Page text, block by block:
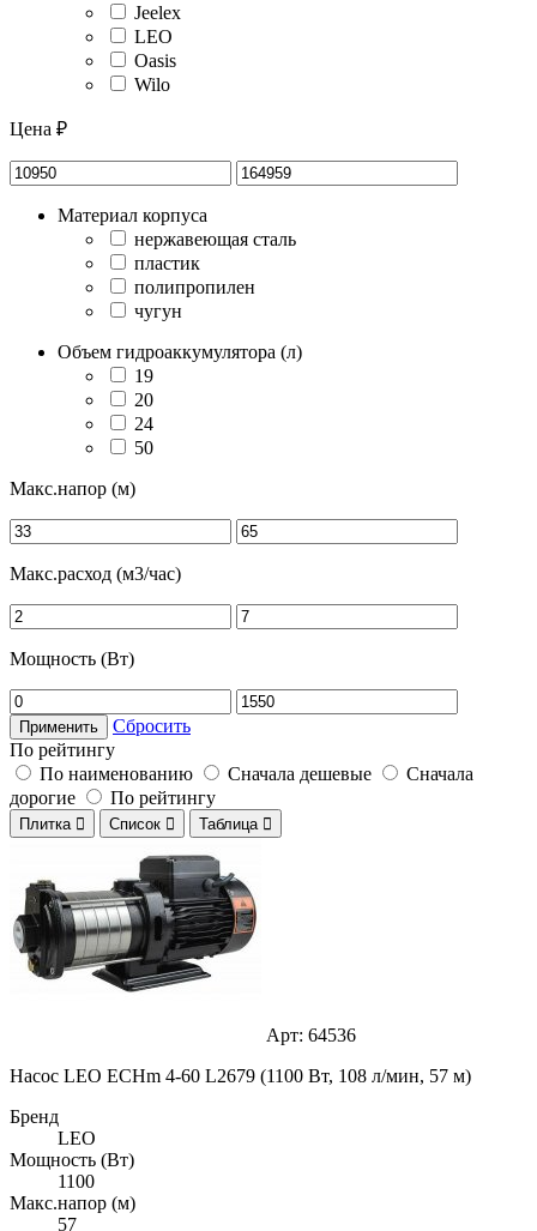
Jeelex
LEO
Oasis
Wilo
Цена ₽
Материал корпуса
нержавеющая сталь
пластик
полипропилен
чугун
Объем гидроаккумулятора (л)
19
20
24
50
Макс.напор (м)
Макс.расход (м3/час)
Мощность (Вт)
Применить
Сбросить
По рейтингу
По наименованию
Сначала дешевые
Сначала
дорогие
По рейтингу
Плитка  Список  Таблица 
Арт: 64536
Насос LEO ECHm 4-60 L2679 (1100 Вт, 108 л/мин, 57 м)
Бренд
LEO
Мощность (Вт)
1100
Макс.напор (м)
57